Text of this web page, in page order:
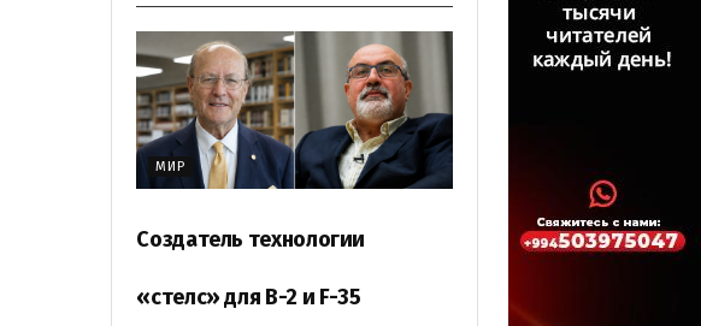
МИР
Создатель технологии
«стелс» для B-2 и F-35